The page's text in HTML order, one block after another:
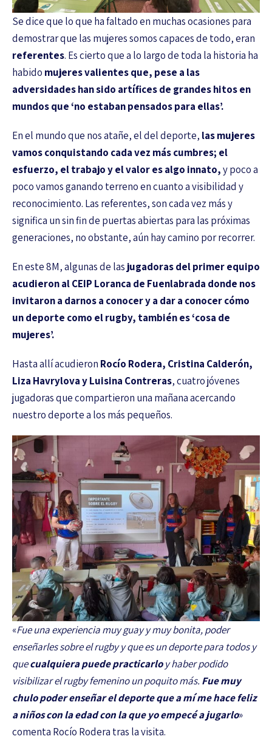
Se dice que lo que ha faltado en muchas ocasiones para
demostrar que las mujeres somos capaces de todo, eran
referentes. Es cierto que a lo largo de toda la historia ha
habido mujeres valientes que, pese a las
adversidades han sido artífices de grandes hitos en
mundos que ‘no estaban pensados para ellas’.
En el mundo que nos atañe, el del deporte, las mujeres
vamos conquistando cada vez más cumbres; el
esfuerzo, el trabajo y el valor es algo innato,y poco a
poco vamos ganando terreno en cuanto a visibilidad y
reconocimiento. Las referentes, son cada vez más y
significa un sin fin de puertas abiertas para las próximas
generaciones, no obstante, aún hay camino por recorrer.
En este 8M, algunas de las jugadoras del primer equipo
acudieron al CEIP Loranca de Fuenlabrada donde nos
invitaron a darnos a conocer y a dar a conocer cómo
un deporte como el rugby, también es ‘cosa de
mujeres’.
Hasta allí acudieron Rocío Rodera, Cristina Calderón,
Liza Havrylova y Luisina Contreras, cuatro jóvenes
jugadoras que compartieron una mañana acercando
nuestro deporte a los más pequeños.
«Fue una experiencia muy guay y muy bonita, poder
enseñarles sobre el rugby y que es un deporte para todos y
quecualquiera puede practicarloy haber podido
visibilizar el rugby femenino un poquito más. Fue muy
chulo poder enseñar el deporte que a mí me hace feliz
a niños con la edad con la que yo empecé a jugarlo»
comenta Rocío Rodera tras la visita.